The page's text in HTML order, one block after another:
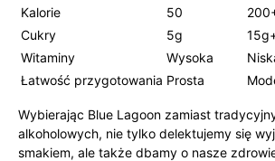
Kalorie
50
Cukry
5g
Witaminy
Wysoka
Łatwość przygotowania Prosta
Wybierając Blue Lagoon zamiast
alkoholowych, nie tylko delektujemy się
smakiem, ale także dbamy o nasze